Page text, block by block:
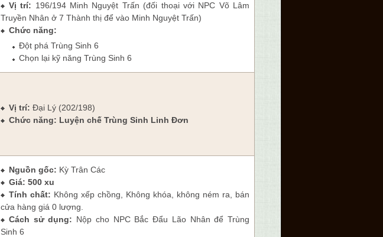
Vị trí: 196/194 Minh Nguyệt Trấn (đối thoại với NPC Võ Lâm
Truyền Nhân ở 7 Thành thị để vào Minh Nguyệt Trấn)
Chức năng:
Đột phá Trùng Sinh 6
Chọn lại kỹ năng Trùng Sinh 6
Vị trí: Đại Lý (202/198)
Chức năng: Luyện chế Trùng Sinh Linh Đơn
Nguồn gốc: Kỳ Trân Các
Giá: 500 xu
Tính chất: Không xếp chồng, Không khóa , không ném ra, bán
cửa hàng giá 0 lượng.
Cách sử dụng: Nộp cho NPC Bắc Đẩu Lão Nhân để Trùng
Sinh 6